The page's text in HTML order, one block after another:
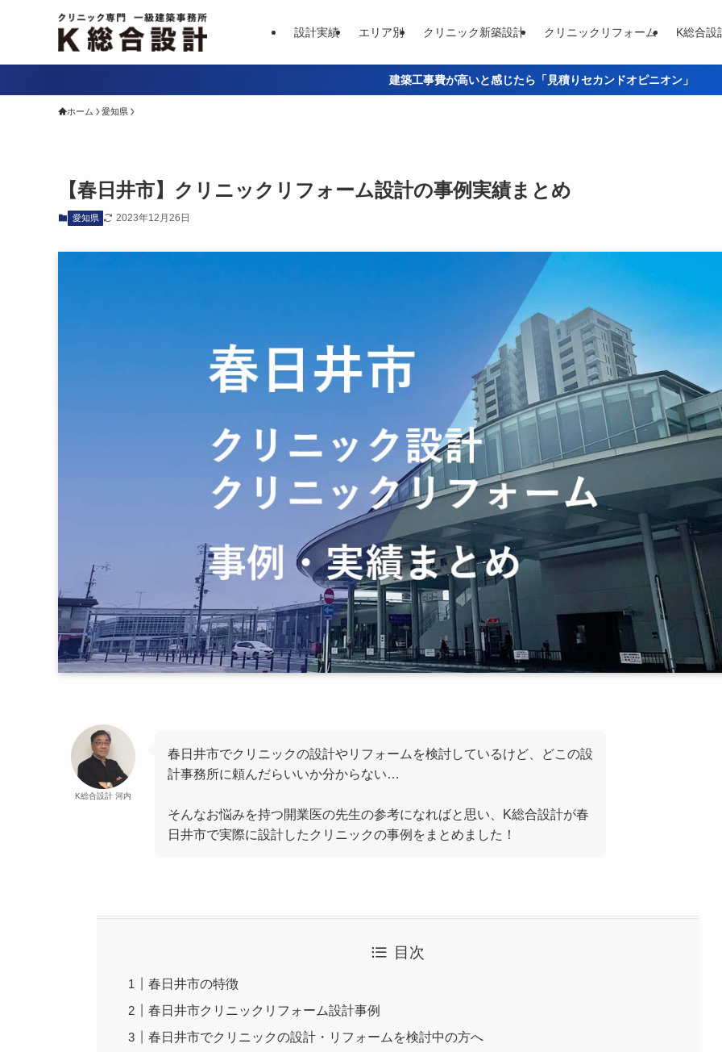
設計実績 エリア別 クリニック新築設計 クリニックリフォーム K総合設
建築工事費が高いと感じたら「見積りセカンドオピニオン」
ホーム 愛知県
【春日井市】クリニックリフォーム設計の事例実績まとめ
愛知県 2023年12月26日
K総合設計 河内
春日井市でクリニックの設計やリフォームを検討しているけど、どこの設
計事務所に頼んだらいいか分からない…
そんなお悩みを持つ開業医の先生の参考になればと思い、K総合設計が春
日井市で実際に設計したクリニックの事例をまとめました！
目次
春日井市の特徴
春日井市クリニックリフォーム設計事例
春日井市でクリニックの設計・リフォームを検討中の方へ